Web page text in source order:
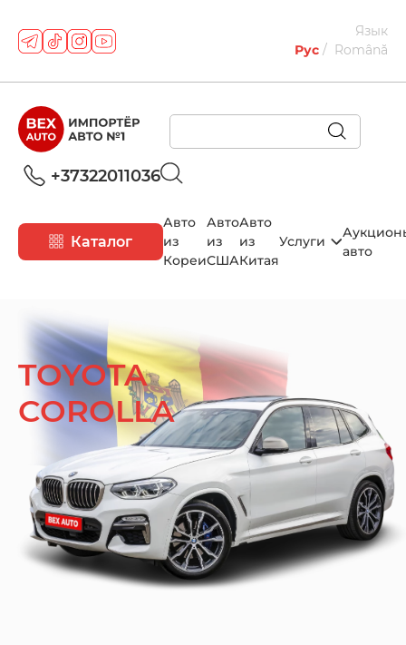
Язык
Рус
Română
+37322011036
Каталог
Авто
из
Кореи
Авто
из
США
Авто
из
Китая
Услуги
авто
TOYOTA
COROLLA